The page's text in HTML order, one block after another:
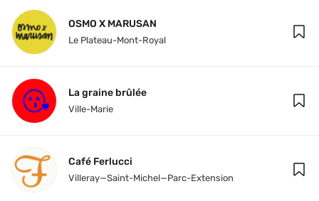
OSMO X MARUSAN
Le Plateau-Mont-Royal
La graine brûlée
Ville-Marie
Café Ferlucci
Villeray—Saint-Michel—Parc-Extension